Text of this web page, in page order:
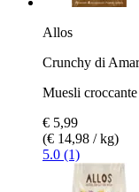
Allos
Crunchy di
Muesli
€ 5,99
(€ 14,98 / kg)
5.0 (1)